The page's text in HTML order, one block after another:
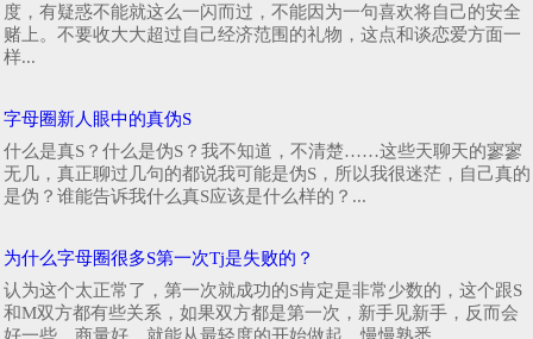
度，有疑惑不能就这么一闪而过，不能因为一句喜欢将自己的安全
赌上。不要收大大超过自己经济范围的礼物，这点和谈恋爱方面一
样...
字母圈新人眼中的真伪S
什么是真S？什么是伪S？我不知道，不清楚……这些天聊天的寥寥
无几，真正聊过几句的都说我可能是伪S，所以我很迷茫，自己真的
是伪？谁能告诉我什么真S应该是什么样的？...
为什么字母圈很多S第一次Tj是失败的？
认为这个太正常了，第一次就成功的S肯定是非常少数的，这个跟S
和M双方都有些关系，如果双方都是第一次，新手见新手，反而会
好一些，商量好，就能从最轻度的开始做起，慢慢熟悉...